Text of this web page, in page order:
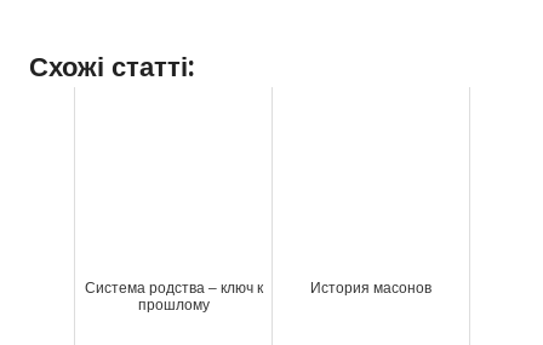
Схожі статті:
Система родства – ключ к
прошлому
История масонов